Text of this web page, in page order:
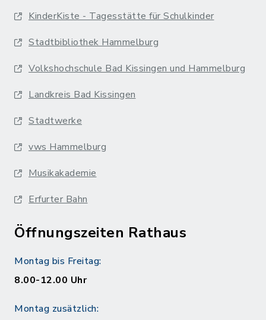
KinderKiste - Tagesstätte für Schulkinder
Stadtbibliothek Hammelburg
Volkshochschule Bad Kissingen und Hammelburg
Landkreis Bad Kissingen
Stadtwerke
vws Hammelburg
Musikakademie
Erfurter Bahn
Öffnungszeiten Rathaus
Montag bis Freitag:
8.00-12.00 Uhr
Montag zusätzlich: